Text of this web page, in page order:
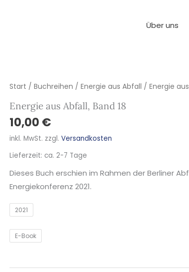
Über uns
Start / Buchreihen / Energie aus Abfall / Energie
Energie aus Abfall, Band 18
10,00 €
inkl. MwSt. zzgl. Versandkosten
Lieferzeit: ca. 2-7 Tage
Dieses Buch erschien im Rahmen der Berliner
Energiekonferenz 2021.
2021
E-Book
Energie
Abfall,
Band
18
Menge